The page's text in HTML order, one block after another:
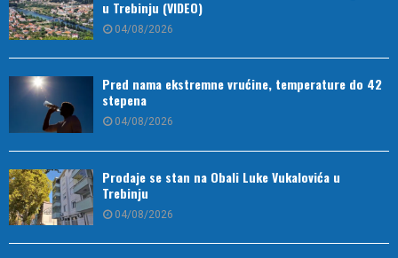
u Trebinju (VIDEO)
04/08/2026
Pred nama ekstremne vrućine, temperature do 42
stepena
04/08/2026
Prodaje se stan na Obali Luke Vukalovića u
Trebinju
04/08/2026